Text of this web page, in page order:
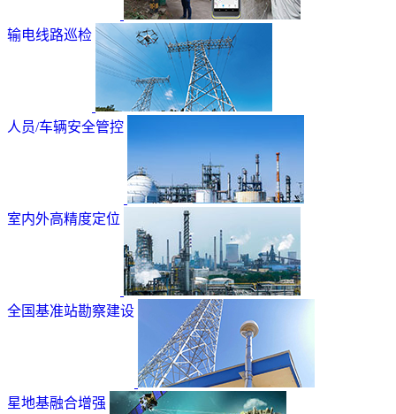
输电线路巡检
人员/车辆安全管控
室内外高精度定位
全国基准站勘察建设
星地基融合增强